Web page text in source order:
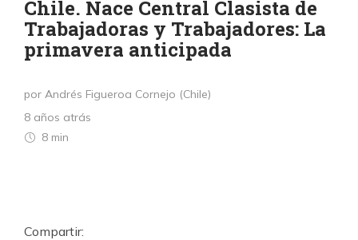
Chile. Nace Central Clasista de
Trabajadoras y Trabajadores: La
primavera anticipada
por Andrés Figueroa Cornejo (Chile)
8 años atrás
8 min
Compartir: